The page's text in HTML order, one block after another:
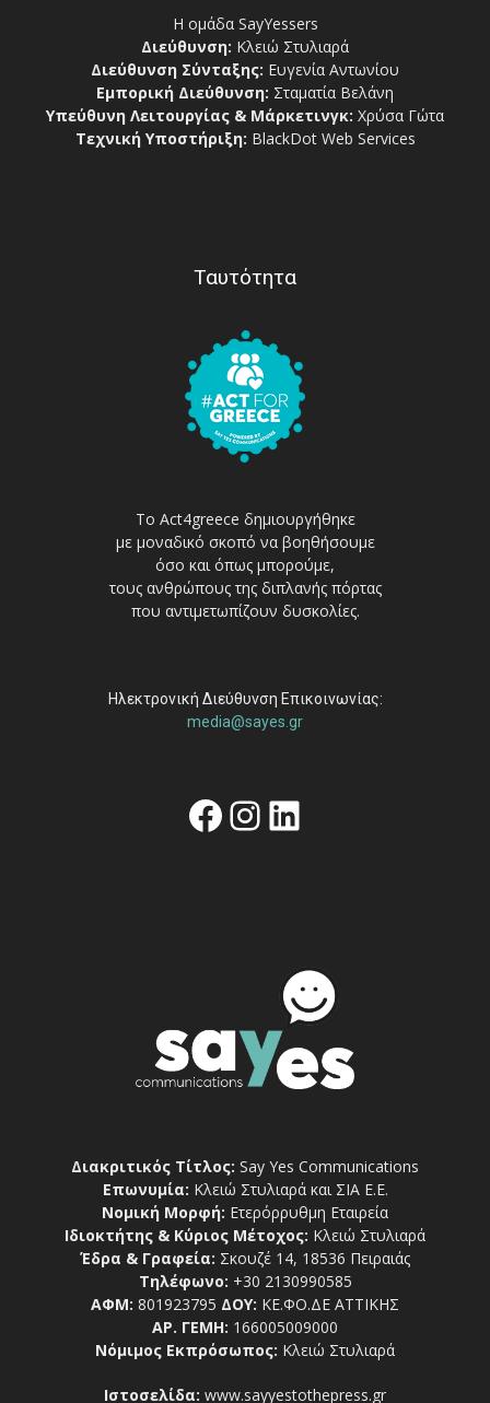
Η ομάδα SayYessers
Διεύθυνση: Κλειώ Στυλιαρά
Διεύθυνση Σύνταξης: Ευγενία Αντωνίου
Εμπορική Διεύθυνση: Σταματία Βελάνη
Υπεύθυνη Λειτουργίας & Μάρκετινγκ: Χρύσα Γώτα
Τεχνική Υποστήριξη: BlackDot Web Services
Ταυτότητα
Το Act4greece δημιουργήθηκε
με μοναδικό σκοπό να βοηθήσουμε
όσο και όπως μπορούμε,
τους ανθρώπους της διπλανής πόρτας
που αντιμετωπίζουν δυσκολίες.
Ηλεκτρονική Διεύθυνση Επικοινωνίας:
media@sayes.gr
Facebook
Instagram
Linkedin
Διακριτικός Τίτλος: Say Yes Communications
Επωνυμία: Κλειώ Στυλιαρά και ΣΙΑ Ε.Ε.
Νομική Μορφή: Ετερόρρυθμη Εταιρεία
Ιδιοκτήτης & Κύριος Μέτοχος: Κλειώ Στυλιαρά
Έδρα & Γραφεία: Σκουζέ 14, 18536 Πειραιάς
Τηλέφωνο: +30 2130990585
ΑΦΜ: 801923795 ΔΟΥ: ΚΕ.ΦΟ.ΔΕ ΑΤΤΙΚΗΣ
ΑΡ. ΓΕΜΗ: 166005009000
Νόμιμος Εκπρόσωπος: Κλειώ Στυλιαρά
Ιστοσελίδα: www.sayyestothepress.gr